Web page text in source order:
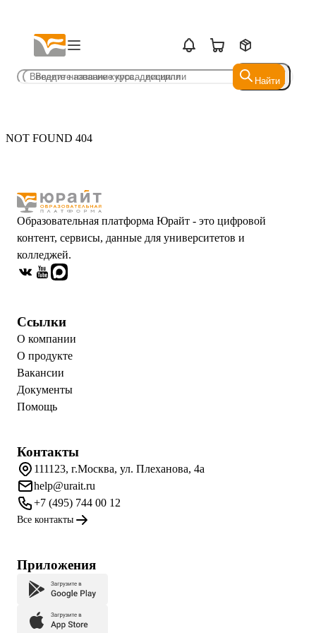
Найти
Найти
NOT FOUND 404
Образовательная платформа Юрайт - это цифровой
контент, сервисы, данные для университетов и
колледжей.
Ссылки
О компании
О продукте
Вакансии
Документы
Помощь
Контакты
111123, г.Москва, ул. Плеханова, 4а
help@urait.ru
+7 (495) 744 00 12
Все контакты
Приложения